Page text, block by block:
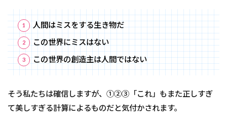
人間はミスをする生き物だ
この世界にミスはない
この世界の創造主は人間ではない
そう私たちは確信しますが、①②③「これ」もまた正しすぎ
て美しすぎる計算によるものだと気付かされます。